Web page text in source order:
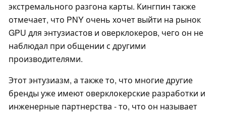
экстремального разгона карты. Кингпин также
отмечает, что PNY очень хочет выйти на рынок
GPU для энтузиастов и оверклокеров, чего он не
наблюдал при общении с другими
производителями.
Этот энтузиазм, а также то, что многие другие
бренды уже имеют оверклокерские разработки и
инженерные партнерства - то, что он называет